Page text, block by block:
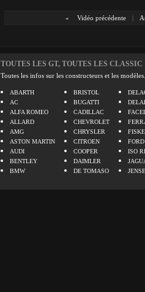
« Vidéo précédente |
TOUTES LES GT, TOUTES LES CLASSIC
Toutes les infos sur les constructeurs et les modèles.
ABARTH
AC
ALFA ROMEO
ALLARD
AMG
ASTON MARTIN
AUDI
BENTLEY
BMW
BRISTOL
BUGATTI
CADILLAC
CHEVROLET
CHRYSLER
CITROEN
COOPER
DAIMLER
DE TOMASO
FORD
ISO